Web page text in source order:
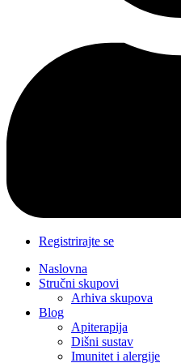
Registrirajte se
Naslovna
Stručni skupovi
Arhiva skupova
Blog
Apiterapija
Dišni sustav
Imunitet i alergije